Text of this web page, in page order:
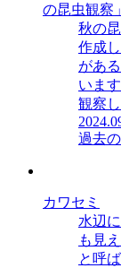
の昆虫観察」
秋の
作成
があ
いま
観察
過去
カワセミ
水辺
も見
と呼